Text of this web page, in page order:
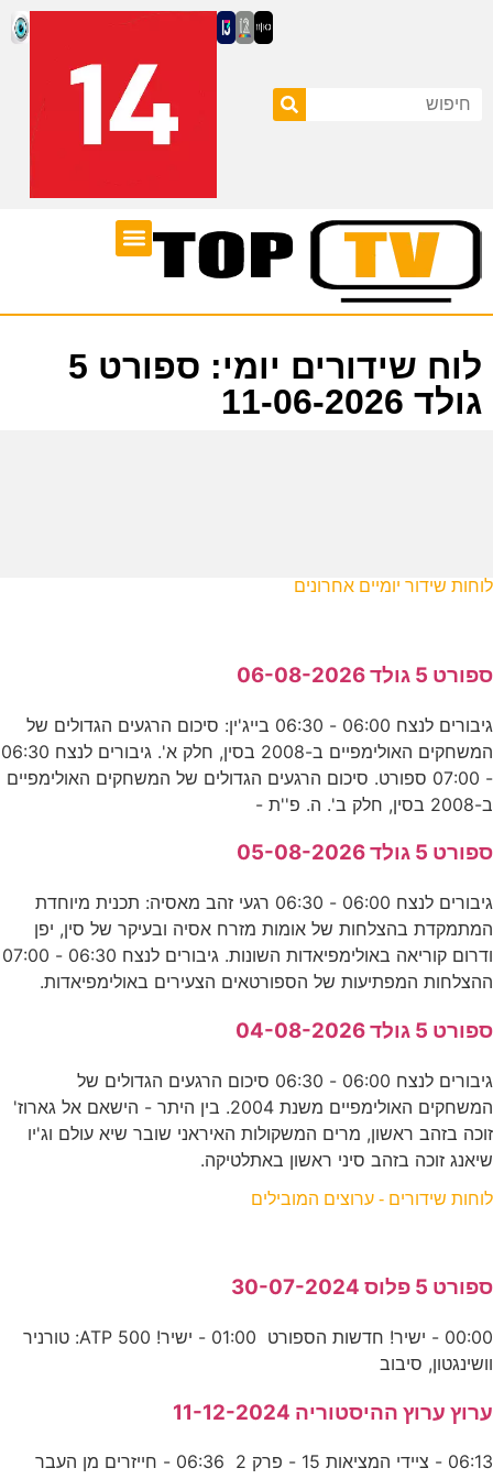
לוח שידורים יומי: ספורט 5
גולד 11-06-2026
לוחות שידור יומיים אחרונים
ספורט 5 גולד 06-08-2026
גיבורים לנצח 06:00 - 06:30 בייג'ין: סיכום הרגעים הגדולים של
המשחקים האולימפיים ב-2008 בסין, חלק א'. גיבורים לנצח 06:30
- 07:00 ספורט. סיכום הרגעים הגדולים של המשחקים האולימפיים
ב-2008 בסין, חלק ב'. ה. פ''ת -
ספורט 5 גולד 05-08-2026
גיבורים לנצח 06:00 - 06:30 רגעי זהב מאסיה: תכנית מיוחדת
המתמקדת בהצלחות של אומות מזרח אסיה ובעיקר של סין, יפן
ודרום קוריאה באולימפיאדות השונות. גיבורים לנצח 06:30 - 07:00
ההצלחות המפתיעות של הספורטאים הצעירים באולימפיאדות.
ספורט 5 גולד 04-08-2026
גיבורים לנצח 06:00 - 06:30 סיכום הרגעים הגדולים של
המשחקים האולימפיים משנת 2004. בין היתר - הישאם אל גארוז'
זוכה בזהב ראשון, מרים המשקולות האיראני שובר שיא עולם וג'יו
שיאנג זוכה בזהב סיני ראשון באתלטיקה.
לוחות שידורים - ערוצים המובילים
ספורט 5 פלוס 30-07-2024
00:00 - ישיר! חדשות הספורט 01:00 - ישיר! ATP 500: טורניר
וושינגטון, סיבוב
ערוץ ערוץ ההיסטוריה 11-12-2024
06:13 - ציידי המציאות 15 - פרק 2 06:36 - חייזרים מן העבר